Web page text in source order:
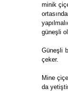
minik
güneşli
Güneşli
çeker.
Mine
da